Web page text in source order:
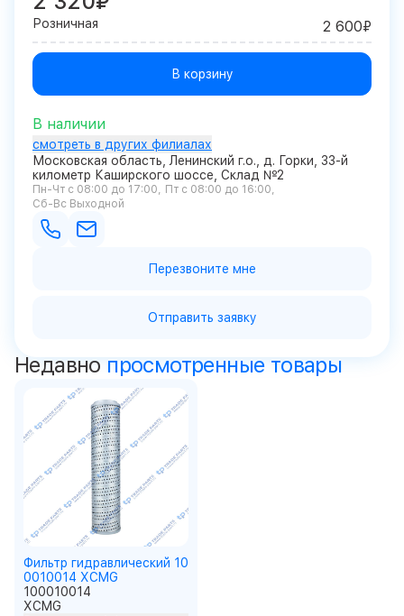
Розничная 2 600₽
В корзину
В наличии
смотреть в других филиалах
Московская область, Ленинский г.о., д. Горки, 33-й
километр Каширского шоссе, Склад №2
Пн-Чт с 08:00 до 17:00
Пт с 08:00 до 16:00
Сб-Вс Выходной
Перезвоните мне
Отправить заявку
Недавно просмотренные товары
Фильтр гидравлический 10
0010014 XCMG
100010014
XCMG